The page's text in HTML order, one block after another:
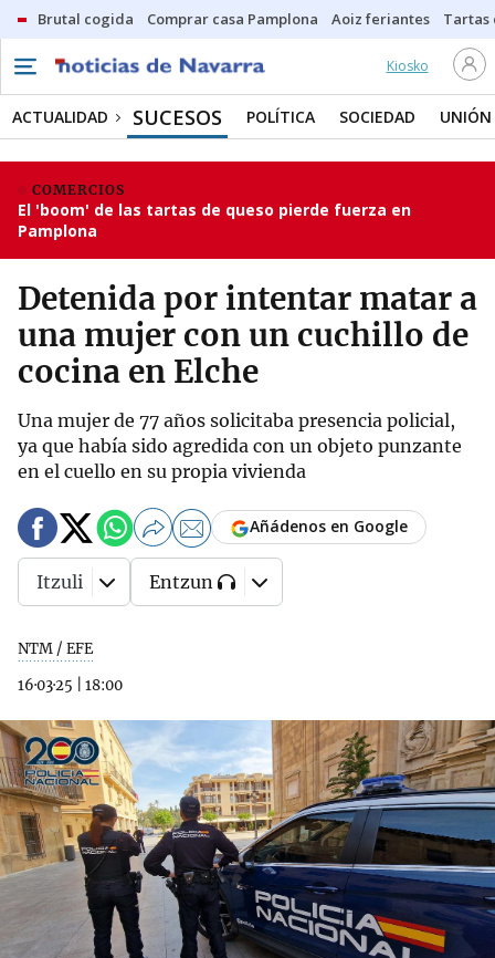
Brutal cogida Comprar casa Pamplona Aoiz feriantes Tartas
Kiosko
ACTUALIDAD SUCESOS POLÍTICA SOCIEDAD UNIÓN
COMERCIOS
El 'boom' de las tartas de queso pierde fuerza en
Pamplona
Detenida por intentar matar a
una mujer con un cuchillo de
cocina en Elche
Una mujer de 77 años solicitaba presencia policial,
ya que había sido agredida con un objeto punzante
en el cuello en su propia vivienda
NTM / EFE
16·03·25
18:00
Añádenos en Google
Itzuli Entzun